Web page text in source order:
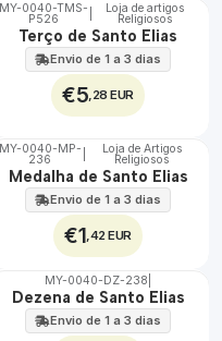
🇵🇹
100%
MY-0040-TMS-
P526
Loja de artigos
Religiosos
Terço de Santo Elias
Envio de 1 a 3 dias
€5 ,28 EUR
🇵🇹
100%
MY-0040-MP-
236
Loja de Artigos
Religiosos
Medalha de Santo Elias
Envio de 1 a 3 dias
€1 ,42 EUR
🇵🇹
100%
MY-0040-DZ-238
Dezena de Santo Elias
Envio de 1 a 3 dias